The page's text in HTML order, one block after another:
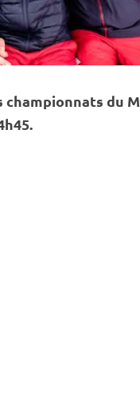
championnats du